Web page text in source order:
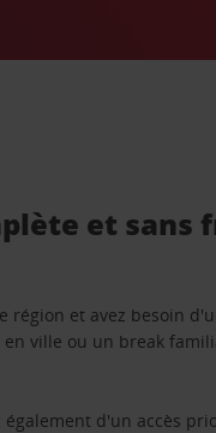
et sans
et avez besoin
ville ou un break
également d'un accès